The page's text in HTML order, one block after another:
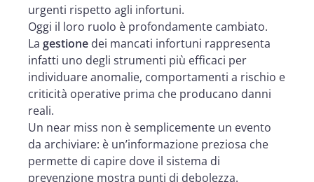
urgenti rispetto agli infortuni.
Oggi il loro ruolo è profondamente cambiato.
La gestione dei mancati infortuni rappresenta
infatti uno degli strumenti più efficaci per
individuare anomalie, comportamenti a rischio e
criticità operative prima che producano danni
reali.
Un near miss non è semplicemente un evento
da archiviare: è un’informazione preziosa che
permette di capire dove il sistema di
prevenzione mostra punti di debolezza.